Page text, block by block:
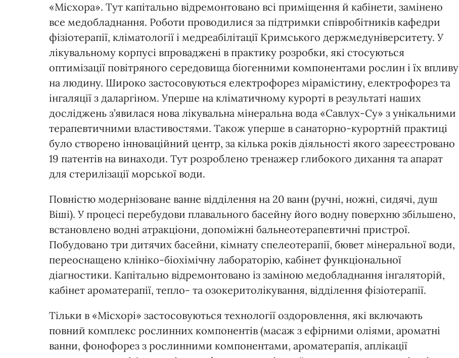
«Місхора». Тут капітально відремонтовано всі приміщення й кабінети, замінено
все медобладнання. Роботи проводилися за підтримки співробітників кафедри
фізіотерапії, кліматології і медреабілітації Кримського держмедуніверситету. У
лікувальному корпусі впроваджені в практику розробки, які стосуються
оптимізації повітряного середовища біогенними компонентами рослин і їх впливу
на людину. Широко застосовуються електрофорез мірамістину, електрофорез та
інгаляції з даларгіном. Уперше на кліматичному курорті в результаті наших
досліджень з’явилася нова лікувальна мінеральна вода «Савлух-Су» з унікальними
терапевтичними властивостями. Також уперше в санаторно-курортній практиці
було створено інноваційний центр, за кілька років діяльності якого зареєстровано
19 патентів на винаходи. Тут розроблено тренажер глибокого дихання та апарат
для стерилізації морської води.
Повністю модернізоване ванне відділення на 20 ванн (ручні, ножні, сидячі, душ
Віші). У процесі перебудови плавального басейну його водну поверхню збільшено,
встановлено водні атракціони, допоміжні бальнеотерапевтичні пристрої.
Побудовано три дитячих басейни, кімнату спелеотерапії, бювет мінеральної води,
переоснащено клініко-біохімічну лабораторію, кабінет функціональної
діагностики. Капітально відремонтовано із заміною медобладнання інгаляторій,
кабінет ароматерапії, тепло- та озокеритолікування, відділення фізіотерапії.
Тільки в «Місхорі» застосовуються технології оздоровлення, які включають
повний комплекс рослинних компонентів (масаж з ефірними оліями, ароматні
ванни, фонофорез з рослинними компонентами, ароматерапія, аплікації